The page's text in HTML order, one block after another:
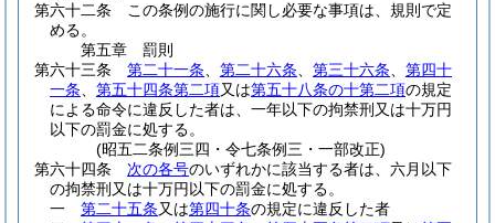
第六十二条
この条例の施行に関し必要な事項は、規則で定
める。
第五章
罰則
第六十三条
第二十一条 第二十六条 第三十六条
第四十
一条
第五十四条第二項又は第五十八条の十第二項の規定
による命令に違反した者は、一年以下の拘禁刑又は十万円
以下の罰金に処する。
(昭五二条例三四・令七条例三・一部改正)
第六十四条
次の各号のいずれかに該当する者は、六月以下
の拘禁刑又は十万円以下の罰金に処する。
一
第二十五条又は第四十条の規定に違反した者